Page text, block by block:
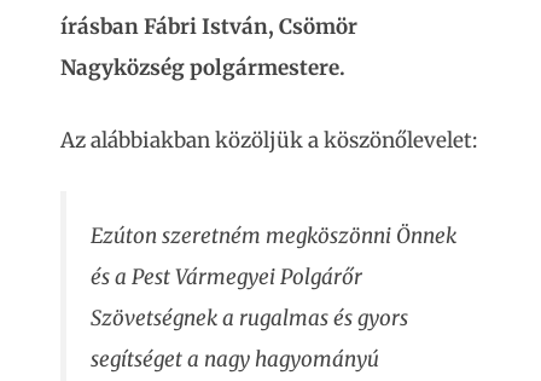
írásban Fábri István, Csömör
Nagyközség polgármestere.
Az alábbiakban közöljük a köszönőlevelet:
Ezúton szeretném megköszönni Önnek
és a Pest Vármegyei Polgárőr
Szövetségnek a rugalmas és gyors
segítséget a nagy hagyományú